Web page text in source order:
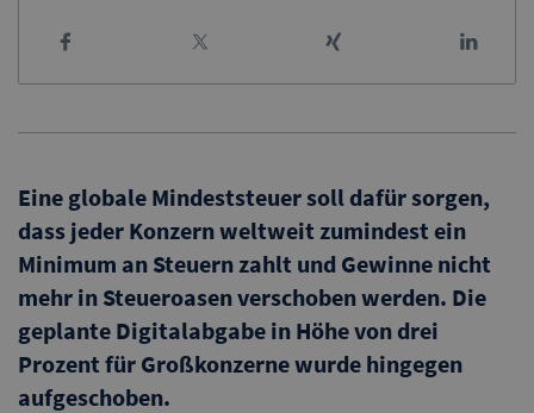
Eine globale Mindeststeuer soll dafür sorgen,
dass jeder Konzern weltweit zumindest ein
Minimum an Steuern zahlt und Gewinne nicht
mehr in Steueroasen verschoben werden. Die
geplante Digitalabgabe in Höhe von drei
Prozent für Großkonzerne wurde hingegen
aufgeschoben.